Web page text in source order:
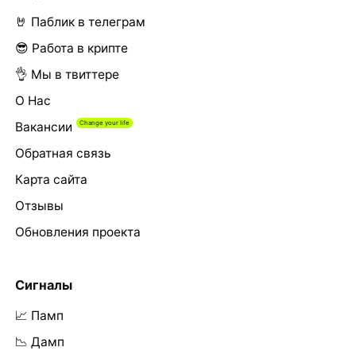
🤘 Паблик в телеграм
😎 Работа в крипте
👌 Мы в твиттере
О Нас
Вакансии
Обратная связь
Карта сайта
Отзывы
Обновления проекта
Сигналы
📈 Памп
📉 Дамп